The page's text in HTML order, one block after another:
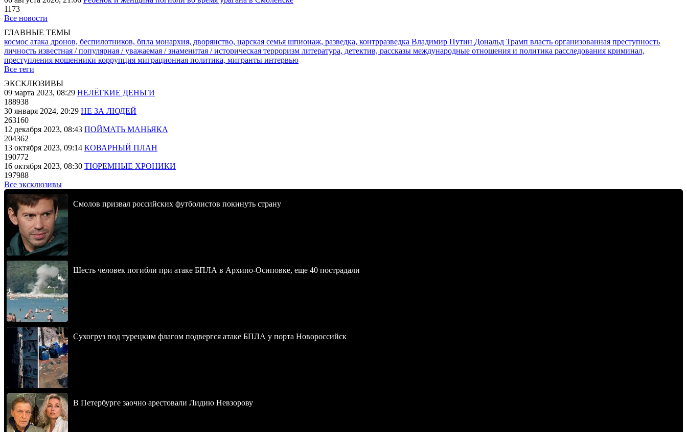
1173
Все новости
ГЛАВНЫЕ ТЕМЫ
космос атака дронов, беспилотников, бпла монархия, дворянство, царская семья шпионаж, разведка, контрразведка Владимир Путин Дональд Трамп власть организованная преступность
личность известная / популярная / уважаемая / знаменитая / историческая терроризм литература, детектив, рассказы международные отношения и политика расследования криминал,
преступления мошенники коррупция миграционная политика, мигранты интервью
Все теги
ЭКСКЛЮЗИВЫ
09 марта 2023, 08:29 НЕЛЁГКИЕ ДЕНЬГИ
188938
30 января 2024, 20:29 НЕ ЗА ЛЮДЕЙ
263160
12 декабря 2023, 08:43 ПОЙМАТЬ МАНЬЯКА
204362
13 октября 2023, 09:14 КОВАРНЫЙ ПЛАН
190772
16 октября 2023, 08:30 ТЮРЕМНЫЕ ХРОНИКИ
197988
Все эксклюзивы
Смолов призвал российских футболистов покинуть страну
Шесть человек погибли при атаке БПЛА в Архипо-Осиповке, еще 40 пострадали
Сухогруз под турецким флагом подвергся атаке БПЛА у порта Новороссийск
В Петербурге заочно арестовали Лидию Невзорову